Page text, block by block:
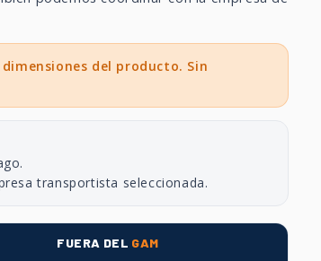
del producto. Sin
transportista seleccionada.
FUERA DEL GAM